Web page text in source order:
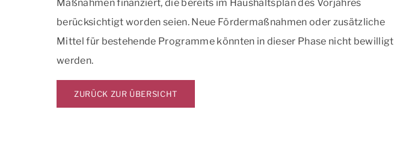
Maßnahmen finanziert, die bereits im Haushaltsplan des Vorjahres
berücksichtigt worden seien. Neue Fördermaßnahmen oder zusätzliche
Mittel für bestehende Programme könnten in dieser Phase nicht bewilligt
werden.
ZURÜCK ZUR ÜBERSICHT